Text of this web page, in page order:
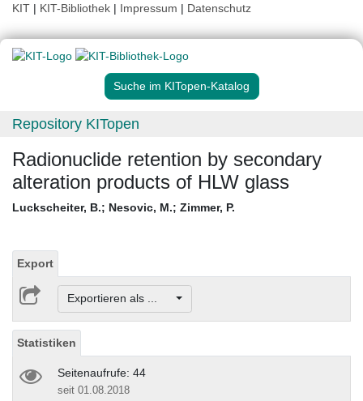
KIT | KIT-Bibliothek | Impressum | Datenschutz
Suche im KITopen-Katalog
Repository KITopen
Radionuclide retention by secondary
alteration products of HLW glass
Luckscheiter, B.; Nesovic, M.; Zimmer, P.
Export
Exportieren als ...
Statistiken
Seitenaufrufe: 44
seit 01.08.2018